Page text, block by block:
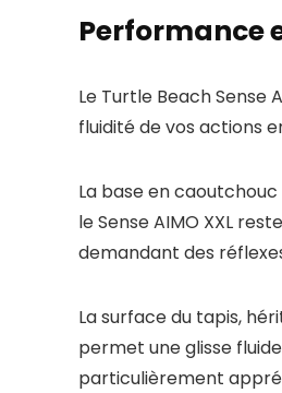
Performance
Le Turtle Beach Sense
fluidité de vos actions
La base en
le Sense AIMO XXL
demandant des
La surface du tapis,
permet une glisse
particulièrement